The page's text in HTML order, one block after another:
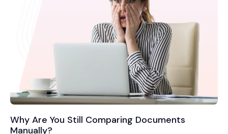
Why Are You Still Comparing Documents
Manually?